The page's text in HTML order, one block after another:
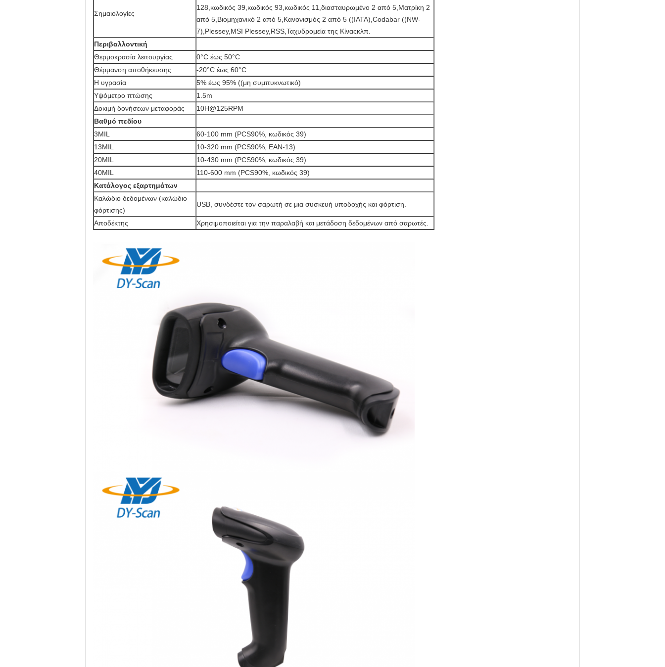
Σημαιολογίες
128,κωδικός 39,κωδικός 93,κωδικός 11,διασταυρωμένο 2 από 5,Ματρίκη 2
από 5,Βιομηχανικό 2 από 5,Κανονισμός 2 από 5 ((IATA),Codabar ((NW-
7),Plessey,MSI Plessey,RSS,Ταχυδρομεία της Κίναςκλπ.
Περιβαλλοντική
Θερμοκρασία λειτουργίας
0°C έως 50°C
Θέρμανση αποθήκευσης
-20°C έως 60°C
Η υγρασία
5% έως 95% ((μη συμπυκνωτικό)
Υψόμετρο πτώσης
1.5m
Δοκιμή δονήσεων μεταφοράς
10H@125RPM
Βαθμό πεδίου
3MIL
60-100 mm (PCS90%, κωδικός 39)
13MIL
10-320 mm (PCS90%, EAN-13)
20MIL
10-430 mm (PCS90%, κωδικός 39)
40MIL
110-600 mm (PCS90%, κωδικός 39)
Κατάλογος εξαρτημάτων
Καλώδιο δεδομένων (καλώδιο
φόρτισης)
USB, συνδέστε τον σαρωτή σε μια συσκευή υποδοχής και φόρτιση.
Αποδέκτης Χρησιμοποιείται για την παραλαβή και μετάδοση δεδομένων από σαρωτές.